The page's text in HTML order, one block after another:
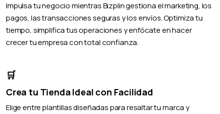
Impulsa tu negocio mientras Bizplin gestiona el marketing, los
pagos, las transacciones seguras y los envíos. Optimiza tu
tiempo, simplifica tus operaciones y enfócate en hacer
crecer tu empresa con total confianza.
🛒
Crea tu Tienda Ideal con Facilidad
Elige entre plantillas diseñadas para resaltar tu marca y